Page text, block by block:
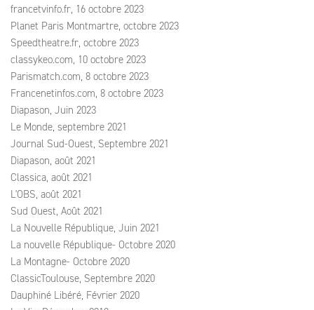
francetvinfo.fr, 16 octobre 2023
Planet Paris Montmartre, octobre 2023
Speedtheatre.fr, octobre 2023
classykeo.com, 10 octobre 2023
Parismatch.com, 8 octobre 2023
Francenetinfos.com, 8 octobre 2023
Diapason, Juin 2023
Le Monde, septembre 2021
Journal Sud-Ouest, Septembre 2021
Diapason, août 2021
Classica, août 2021
L'OBS, août 2021
Sud Ouest, Août 2021
La Nouvelle République, Juin 2021
La nouvelle République- Octobre 2020
La Montagne- Octobre 2020
ClassicToulouse, Septembre 2020
Dauphiné Libéré, Février 2020